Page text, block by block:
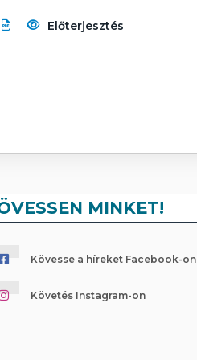
Előterjesztés
MINKET!
Kövesse a híreket Facebook-on
Követés Instagram-on